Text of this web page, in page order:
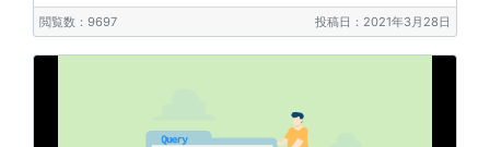
閲覧数：9697 投稿日：2021年3月28日